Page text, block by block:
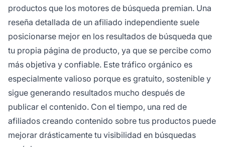
productos que los motores de búsqueda premian. Una
reseña detallada de un afiliado independiente suele
posicionarse mejor en los resultados de búsqueda que
tu propia página de producto, ya que se percibe como
más objetiva y confiable. Este tráfico orgánico es
especialmente valioso porque es gratuito, sostenible y
sigue generando resultados mucho después de
publicar el contenido. Con el tiempo, una red de
afiliados creando contenido sobre tus productos puede
mejorar drásticamente tu visibilidad en búsquedas